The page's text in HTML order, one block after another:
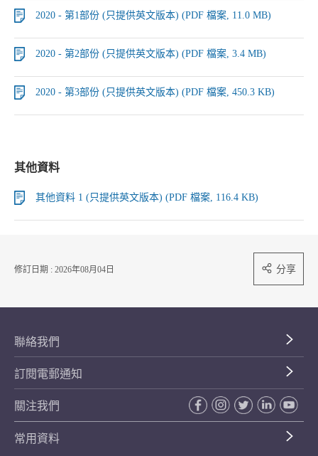
2020 - 第1部份 (只提供英文版本) (PDF 檔案, 11.0 MB)
2020 - 第2部份 (只提供英文版本) (PDF 檔案, 3.4 MB)
2020 - 第3部份 (只提供英文版本) (PDF 檔案, 450.3 KB)
其他資料
其他資料 1 (只提供英文版本) (PDF 檔案, 116.4 KB)
修訂日期 : 2026年08月04日 分享
聯絡我們
訂閱電郵通知
關注我們
常用資料